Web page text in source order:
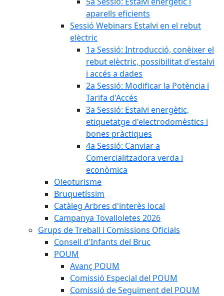
aparells eficients
Sessió Webinars Estalvi en el rebut
elèctric
1a Sessió: Introducció, conèixer el
rebut elèctric, possibilitat d'estalvi
i accés a dades
2a Sessió: Modificar la Potència i
Tarifa d'Accés
3a Sessió: Estalvi energètic,
etiquetatge d'electrodomèstics i
bones pràctiques
4a Sessió: Canviar a
Comercialitzadora verda i
econòmica
Oleoturisme
Bruquetíssim
Catàleg Arbres d'interès local
Campanya Tovalloletes 2026
Grups de Treball i Comissions Oficials
Consell d'Infants del Bruc
POUM
Avanç POUM
Comissió Especial del POUM
Comissió de Seguiment del POUM